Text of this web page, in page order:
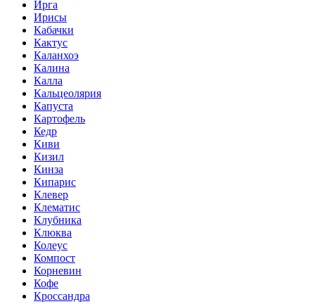
Ирга
Ирисы
Кабачки
Кактус
Каланхоэ
Калина
Калла
Кальцеолярия
Капуста
Картофель
Кедр
Киви
Кизил
Кинза
Кипарис
Клевер
Клематис
Клубника
Клюква
Колеус
Компост
Корневин
Кофе
Кроссандра